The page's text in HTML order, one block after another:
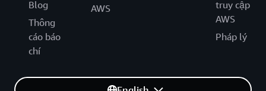
Blog
Thông
cáo báo
chí
AWS
truy cập
AWS
Pháp lý